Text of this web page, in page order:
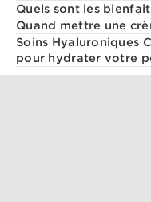
Quels sont les
Quand mettre une
Soins Hyaluroniques
pour hydrater votre